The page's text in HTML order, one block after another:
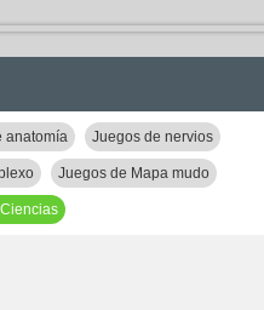
anatomía Juegos de nervios
Juegos de Mapa mudo